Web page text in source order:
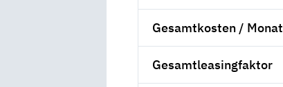
Gesamtkosten / Monat
Gesamtleasingfaktor